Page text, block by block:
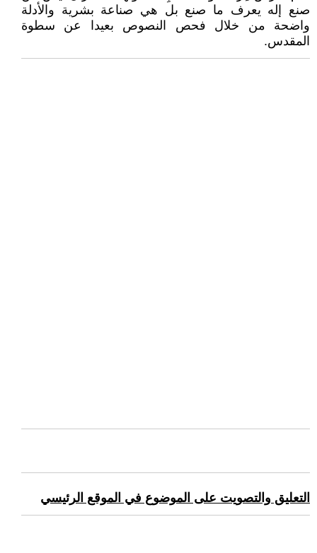
صنع إله يعرف ما صنع بل هي صناعة بشرية والأدلة
واضحة من خلال فحص النصوص بعيدا عن سطوة
المقدس.
التعليق والتصويت على الموضوع في الموقع الرئيسي